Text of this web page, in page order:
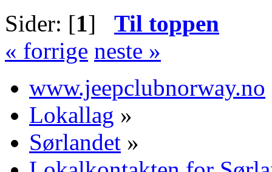
Sider: [1] Til toppen
« forrige neste »
www.jeepclubnorway.no
Lokallag »
Sørlandet »